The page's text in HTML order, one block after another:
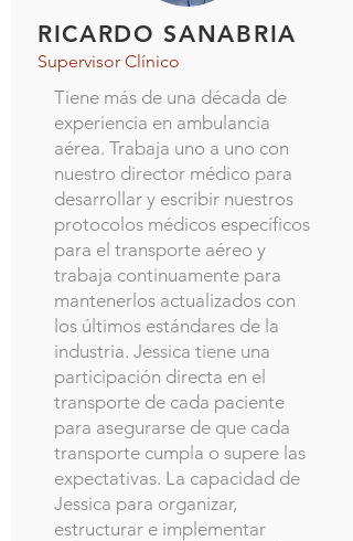
RICARDO SANABRIA
Supervisor Clínico
Tiene más de una década de
experiencia en ambulancia
aérea. Trabaja uno a uno con
nuestro director médico para
desarrollar y escribir nuestros
protocolos médicos específicos
para el transporte aéreo y
trabaja continuamente para
mantenerlos actualizados con
los últimos estándares de la
industria. Jessica tiene una
participación directa en el
transporte de cada paciente
para asegurarse de que cada
transporte cumpla o supere las
expectativas. La capacidad de
Jessica para organizar,
estructurar e implementar